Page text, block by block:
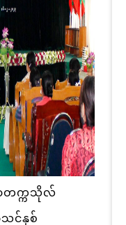
ာတက္ကသိုလ်
သင်နှစ်